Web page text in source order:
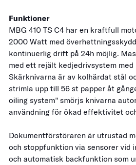
Funktioner
MBG 410 TS C4 har en kraftfull
2000 Watt med
kontinuerlig drift på 24h möjlig.
med ett rejält kedjedrivsystem med
Skärknivarna är av kolhärdat stål
strimla upp till 56 st papper åt
oiling system" smörjs knivarna
användning för ökad effektivitet
Dokumentförstöraren är utrustad
och stoppfunktion via sensorer vid
och automatisk backfunktion som